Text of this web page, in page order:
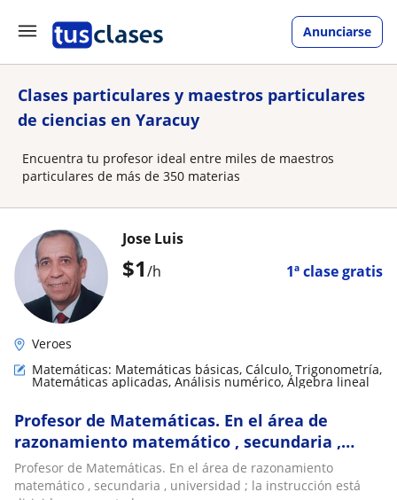
Anunciarse
Clases particulares y maestros particulares
de ciencias en Yaracuy
Encuentra tu profesor ideal entre miles de maestros
particulares de más de 350 materias
$1/h 1ª clase gratis
Jose Luis
Veroes
Matemáticas: Matemáticas básicas, Cálculo, Trigonometría,
Matemáticas aplicadas, Análisis numérico, Álgebra lineal
Profesor de Matemáticas. En el área de
razonamiento matemático , secundaria ,
universidad ; la instrucción está dirigida a
que usted aprenda a estudiar solo , capaz de
Profesor de Matemáticas. En el área de razonamiento
matemático , secundaria , universidad ; la instrucción está